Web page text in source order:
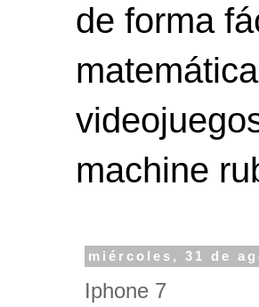
de forma
machine
miércoles, 31 de
Iphone 7